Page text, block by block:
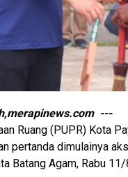
---
Ruang (PUPR) Kota
pertanda dimulainya
Batang Agam, Rabu